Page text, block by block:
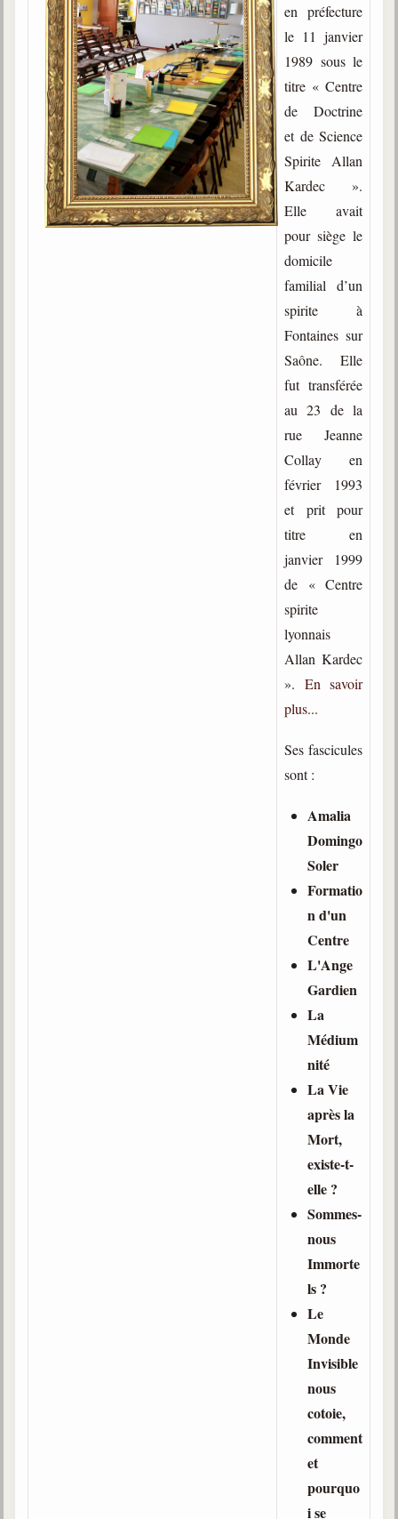
en préfecture
le 11 janvier
1989 sous le
titre « Centre
de Doctrine
et de Science
Spirite Allan
Kardec ».
Elle avait
pour siège le
domicile
familial d’un
spirite à
Fontaines sur
Saône. Elle
fut transférée
au 23 de la
rue Jeanne
Collay en
février 1993
et prit pour
titre en
janvier 1999
de « Centre
spirite
lyonnais
Allan Kardec
». En savoir
plus...
Ses fascicules
sont :
Amalia
Domingo
Soler
Formatio
n d'un
Centre
L'Ange
Gardien
La
Médium
nité
La Vie
après la
Mort,
existe-t-
elle ?
Sommes-
nous
Immorte
ls ?
Le
Monde
Invisible
nous
cotoie,
comment
et
pourquo
i se